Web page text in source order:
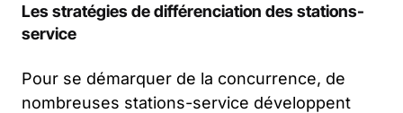
Les stratégies de différenciation des stations-
service
Pour se démarquer de la concurrence, de
nombreuses stations-service développent